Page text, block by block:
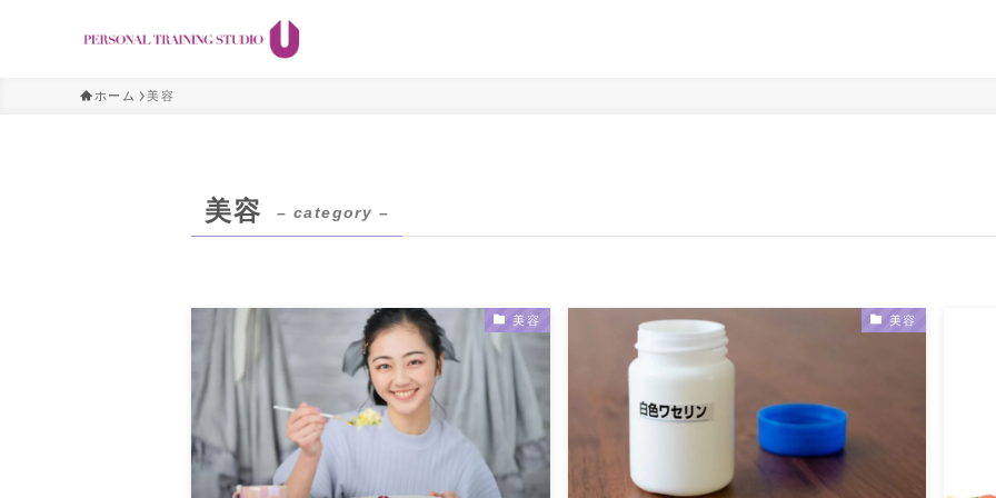
ホーム 美容
美容 – category –
美容 美容